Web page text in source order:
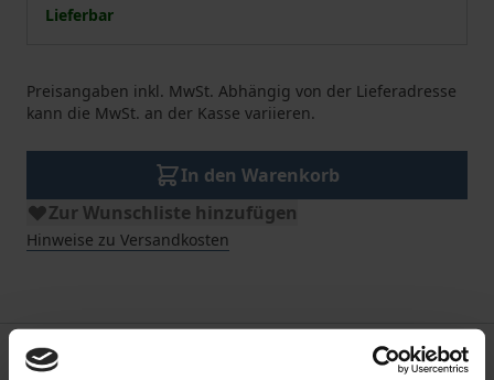
Lieferbar
Preisangaben inkl. MwSt. Abhängig von der Lieferadresse
kann die MwSt. an der Kasse variieren.
In den Warenkorb
Zur Wunschliste hinzufügen
Hinweise zu Versandkosten
Beschreibung